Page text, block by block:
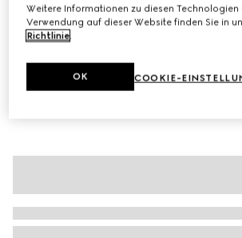
€ 620
Variantenweiß
Weitere Informationen zu diesen Technologien
Verwendung auf dieser Website finden Sie in
Richtlinie.
COOKIE-
OK